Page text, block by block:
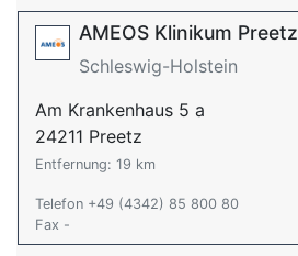
AMEOS Klinikum Preetz
Schleswig-Holstein
Am Krankenhaus 5 a
24211 Preetz
Entfernung: 19 km
Telefon +49 (4342) 85 800 80
Fax -